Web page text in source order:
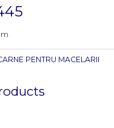
PENTRU MACELARII